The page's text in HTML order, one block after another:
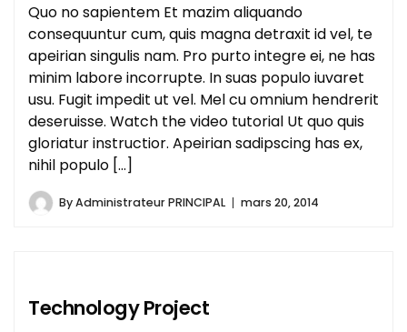
Quo no sapientem Et mazim aliquando
consequuntur cum, quis magna detraxit id vel, te
apeirian singulis nam. Pro purto integre ei, ne has
minim labore incorrupte. In suas populo iuvaret
usu. Fugit impedit ut vel. Mel cu omnium hendrerit
deseruisse. Watch the video tutorial Ut quo quis
gloriatur instructior. Apeirian sadipscing has ex,
nihil populo [...]
ByAdministrateur PRINCIPAL mars 20, 2014
Technology Project